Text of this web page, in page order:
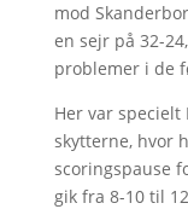
mod
en sejr på 32-
problemer i de
Her var specielt
skytterne, hvor
scoringspause
gik fra 8-10 til